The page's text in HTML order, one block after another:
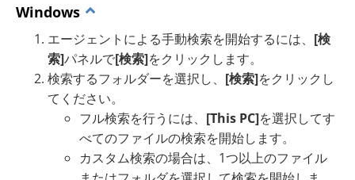
Windows
エージェントによる手動検索を開始するには、 [検
索]パネルで[検索]をクリックします。
検索するフォルダーを選択し、 [検索]をクリックし
てください。
フル検索を行うには、 [This PC]を選択してす
べてのファイルの検索を開始します。
カスタム検索の場合は、1つ以上のファイル